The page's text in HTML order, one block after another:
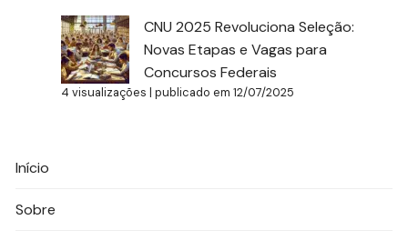
CNU 2025 Revoluciona Seleção:
Novas Etapas e Vagas para
Concursos Federais
4 visualizações |publicado em 12/07/2025
Início
Sobre